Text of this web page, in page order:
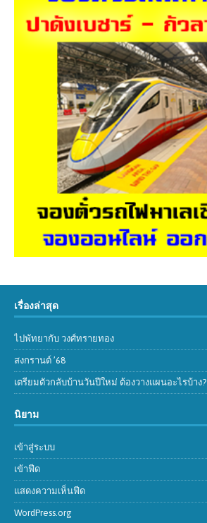
เรื่องล่าสุด
ไปพัทยากับ วงศ์ทรายทอง
สงกรานต์ ’68
เตรียมตัวกลับบ้านวันปีใหม่ ต้องวางแผนอะไรบ้าง?
นิยาม
เข้าสู่ระบบ
เข้าฟีด
แสดงความเห็นฟีด
WordPress.org